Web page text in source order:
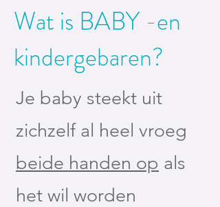
Wat is BABY -en
kindergebaren?
Je baby steekt uit
zichzelf al heel vroeg
beide handen op als
het wil worden